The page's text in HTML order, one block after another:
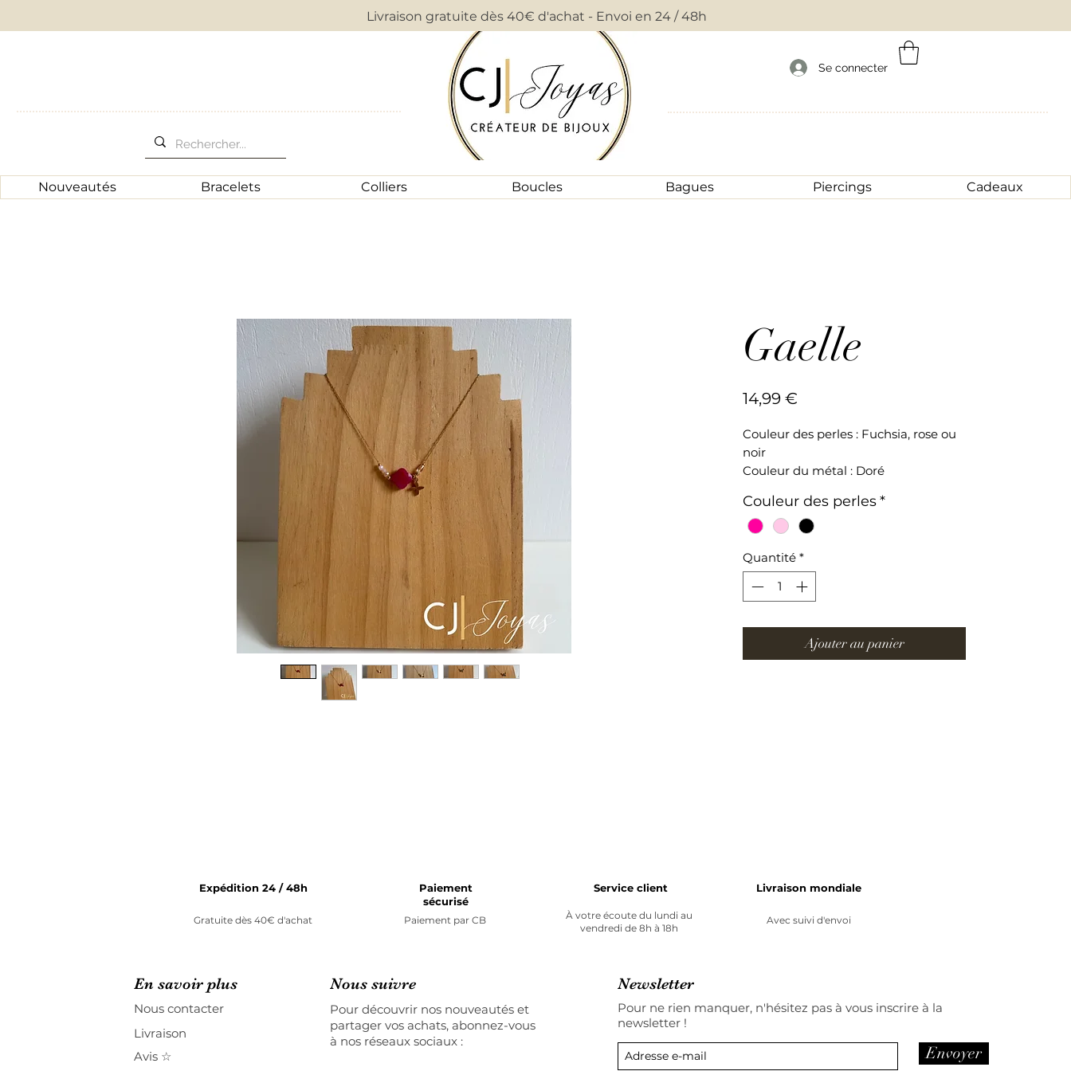
Livraison gratuite dès 40€ d'achat - Envoi en 24 / 48h
Se connecter
Nouveautés Bracelets Colliers Boucles Bagues Piercings Cadeaux
Gaelle
14,99 €
Couleur des perles : Fuchsia, rose ou
noir
Couleur du métal : Doré
Longueur du collier : 37cm + 5cm
(fermoir)
Collier ajustable en acier inoxydable
Couleur des perles*
Quantité *
Ajouter au panier
Expédition 24 / 48h
Gratuite dès 40€ d'achat
Paiement
sécurisé
Paiement par CB
Service client
À votre écoute du lundi au
vendredi de 8h à 18h
Livraison mondiale
Avec suivi d'envoi
En savoir plus
Nous contacter
Livraison
Avis ☆
Nous suivre
Pour découvrir nos nouveautés et
partager vos achats, abonnez-vous
à nos réseaux sociaux :
Newsletter
Pour ne rien manquer, n'hésitez pas à vous inscrire à la
newsletter !
Envoyer